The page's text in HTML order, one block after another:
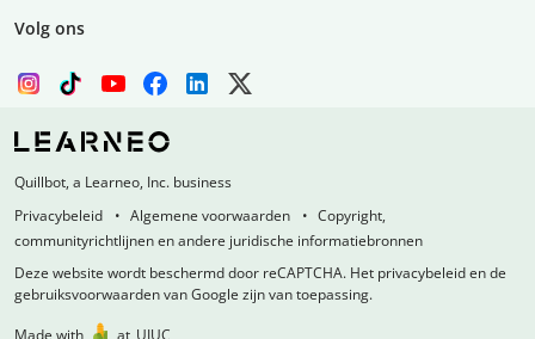
Volg ons
Quillbot, a Learneo, Inc. business
Privacybeleid
Algemene voorwaarden
Copyright,
communityrichtlijnen en andere juridische informatiebronnen
Deze website wordt beschermd door reCAPTCHA. Het privacybeleid en de
gebruiksvoorwaarden van Google zijn van toepassing.